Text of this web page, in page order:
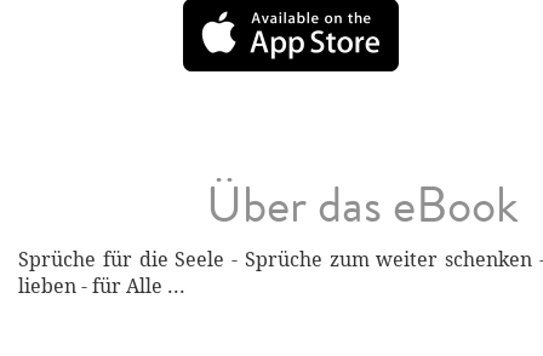
Über das eBook
Sprüche für die Seele - Sprüche zum weiter
lieben - für Alle ...